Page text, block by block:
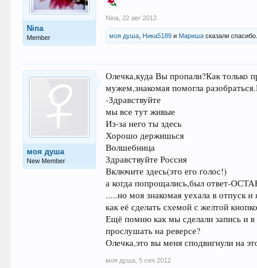
Nina
Member
Nina 22 авг 2012
моя душа Ника5189 и Мариша сказали спасибо.
моя душа
New Member
Олечка,куда Вы пропали?Как только
мужем,знакомая помогла
-Здравствуйте
мы все тут живые
Из-за него ты здесь
Хорошо держишься
Волшебница
Здравствуйте Россия
Включите здесь(это его голос!)
а когда попрощались,был ответ-
.....но моя знакомая уехала в отпуск
как её сделать схемой с желтой
Ещё помню как мы сделали запись и в
прослушать на реверсе?
Олечка,это вы меня сподвигнули на
моя душа 5 сен 2012